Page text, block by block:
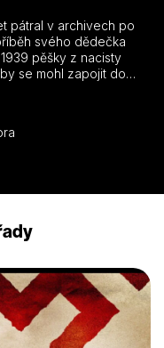
pátral v archivech po
svého dědečka
pěšky z nacisty
se mohl zapojit do
napříč Evropou, aby